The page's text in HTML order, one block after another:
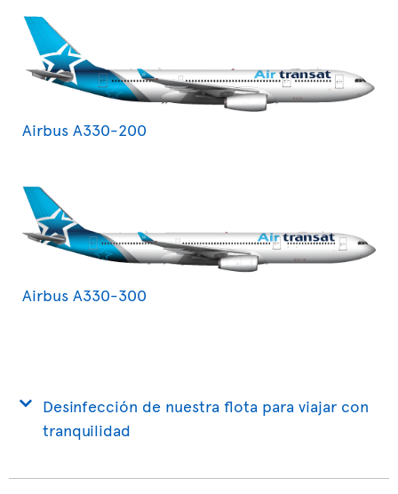
Airbus A330-200
Airbus A330-300
Desinfección de nuestra flota para viajar con
tranquilidad